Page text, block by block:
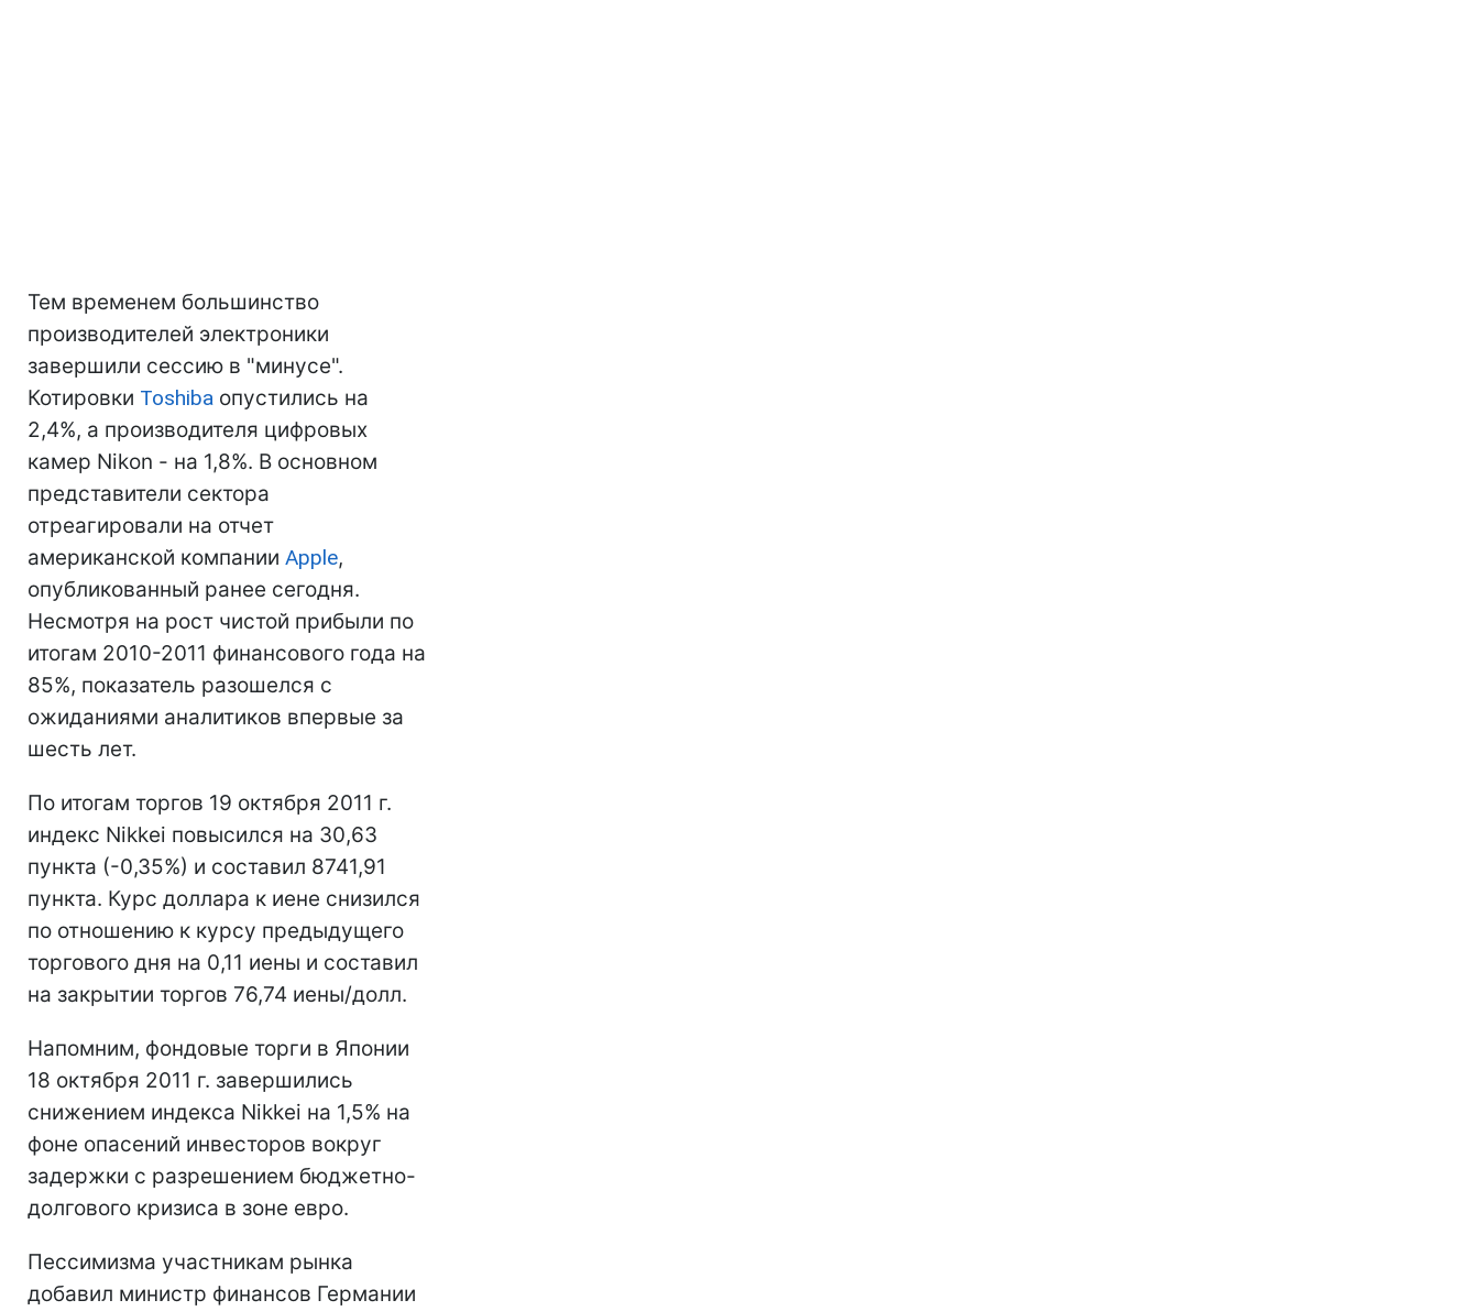
Тем временем большинство
производителей электроники
завершили сессию в "минусе".
Котировки Toshiba опустились на
2,4%, а производителя цифровых
камер Nikon - на 1,8%. В основном
представители сектора
отреагировали на отчет
американской компании Apple,
опубликованный ранее сегодня.
Несмотря на рост чистой прибыли по
итогам 2010-2011 финансового года на
85%, показатель разошелся с
ожиданиями аналитиков впервые за
шесть лет.
По итогам торгов 19 октября 2011 г.
индекс Nikkei повысился на 30,63
пункта (-0,35%) и составил 8741,91
пункта. Курс доллара к иене снизился
по отношению к курсу предыдущего
торгового дня на 0,11 иены и составил
на закрытии торгов 76,74 иены/долл.
Напомним, фондовые торги в Японии
18 октября 2011 г. завершились
снижением индекса Nikkei на 1,5% на
фоне опасений инвесторов вокруг
задержки с разрешением бюджетно-
долгового кризиса в зоне евро.
Пессимизма участникам рынка
добавил министр финансов Германии